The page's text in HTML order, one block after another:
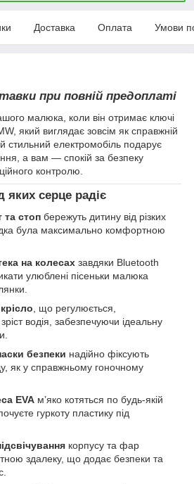
Доставка Оплата Умови
при повній предоплаті
малюка, коли він отримає ключі
який виглядає зовсім як справжній
стильний електромобіль подарує
а вам — спокій за безпеку
контролю.
яких серце радіє
та стоп бережуть дитину від різких
була максимально комфортною
на колесах завдяки Bluetooth
улюблені пісеньки малюка
, що регулюється,
водія, забезпечуючи ідеальну
безпеки надійно фіксують
як у справжньому гоночному
EVA м’яко котяться по будь-якій
гуркоту пластику під
корпусу та фар
здалеку, що додає безпеки та